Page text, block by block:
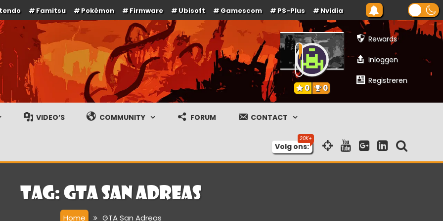
Famitsu Pokémon Firmware Ubisoft Gamescom PS-Plus Nvidia
gameplay streams
Rewards
Inloggen
Registreren
0 0
VIDEO’S COMMUNITY FORUM CONTACT
Volg ons:
Tag: GTA San Adreas
Home GTA San Adreas